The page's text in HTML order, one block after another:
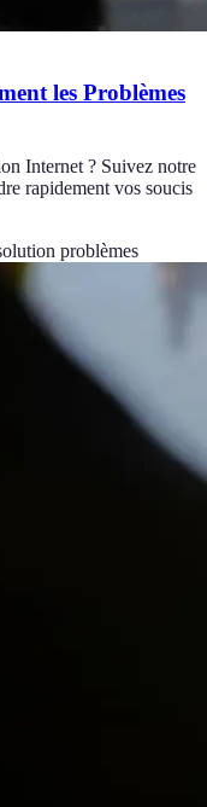
les Problèmes
Internet ? Suivez notre
rapidement vos soucis
problèmes